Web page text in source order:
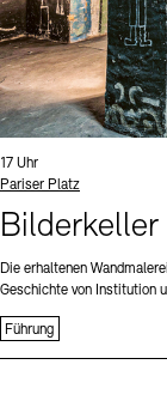
Uhrzeit:
17 Uhr
Standort
Pariser Platz
Bilderkeller
Die erhaltenen
Geschichte von Institution
Führung